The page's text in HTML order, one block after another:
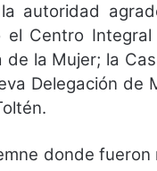
autoridad
Centro
de la Mujer; la
Delegación
donde